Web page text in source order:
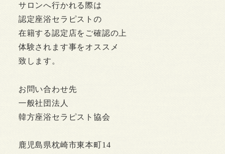
サロンへ行かれる際は
認定座浴セラピストの
在籍する認定店をご確認の上
体験されます事をオススメ
致します。
お問い合わせ先
一般社団法人
韓方座浴セラピスト協会
鹿児島県枕崎市東本町14